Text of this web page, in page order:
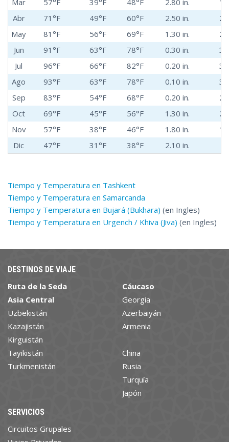
Mar
57°F 39°F 48°F 2.80 in.
Abr
71°F 49°F 60°F 2.50 in.
May
81°F 56°F 69°F 1.30 in.
Jun
91°F 63°F 78°F 0.30 in.
Jul
96°F 66°F 82°F 0.20 in.
Ago
93°F 63°F 78°F 0.10 in.
Sep
83°F 54°F 68°F 0.20 in.
Oct
69°F 45°F 56°F 1.30 in.
Nov
57°F 38°F 46°F 1.80 in.
Dic
47°F 31°F 38°F 2.10 in.
Tiempo y Temperatura en Tashkent
Tiempo y Temperatura en Samarcanda
Tiempo y Temperatura en Bujará (Bukhara) (en Ingles)
Tiempo y Temperatura en Urgench / Khiva (Jiva) (en Ingles)
DESTINOS DE VIAJE
Ruta de la Seda
Asia Central
Uzbekistán
Kazajistán
Kirguistán
Tayikistán
Turkmenistán
Cáucaso
Georgia
Azerbaiyán
Armenia
China
Rusia
Turquía
Japón
SERVICIOS
Circuitos Grupales